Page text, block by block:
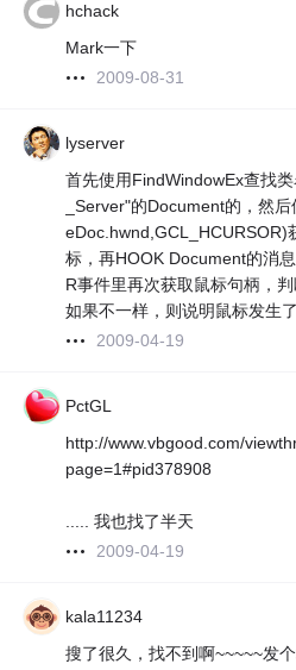
hchack
Mark一下
2009-08-31
lyserver
首先使用FindWindowEx查找
_Server"的Document的，然
eDoc.hwnd,GCL_HCURSOR)
标，再HOOK Document的消
R事件里再次获取鼠标句柄，
如果不一样，则说明鼠标发生了
2009-04-19
PctGL
http://www.vbgood.com/
page=1#pid378908
..... 我也找了半天
2009-04-19
kala11234
搜了很久，找不到啊~~~~~发